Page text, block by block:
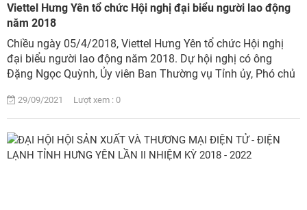
Viettel Hưng Yên tổ chức Hội nghị đại biểu người lao động
năm 2018
Chiều ngày 05/4/2018, Viettel Hưng Yên tổ chức Hội nghị
đại biểu người lao động năm 2018. Dự hội nghị có ông
Đặng Ngọc Quỳnh, Ủy viên Ban Thường vụ Tỉnh ủy, Phó chủ
29/09/2021 Lượt xem : 0